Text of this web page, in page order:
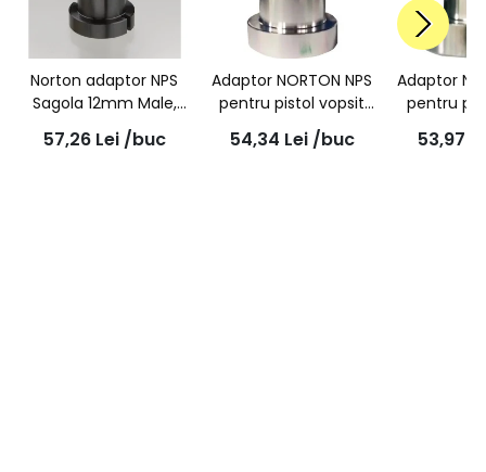
Norton adaptor NPS
Sagola 12mm Male,
1.5mm Thread 5A.1
(4100, 43000, 3300
57,26 Lei /buc
Adaptor NORTON NPS
pentru pistol vopsit
SATA, Nr 9A.1 (Norton
Paint System)
54,34 Lei /buc
Adaptor
pentru
53,97